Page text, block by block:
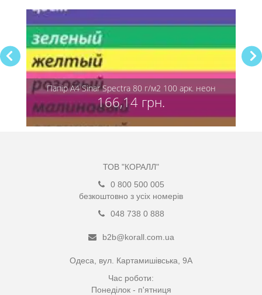
Папір А4 Sinar Spectra 80 г/м2 100 арк. неон
166,14 грн.
ТОВ "КОРАЛЛ"
0 800 500 005
безкоштовно з усіх номерів
048 738 0 888
b2b@korall.com.ua
Одеса, вул. Картамишівська, 9А
Час роботи:
Понеділок - п'ятниця